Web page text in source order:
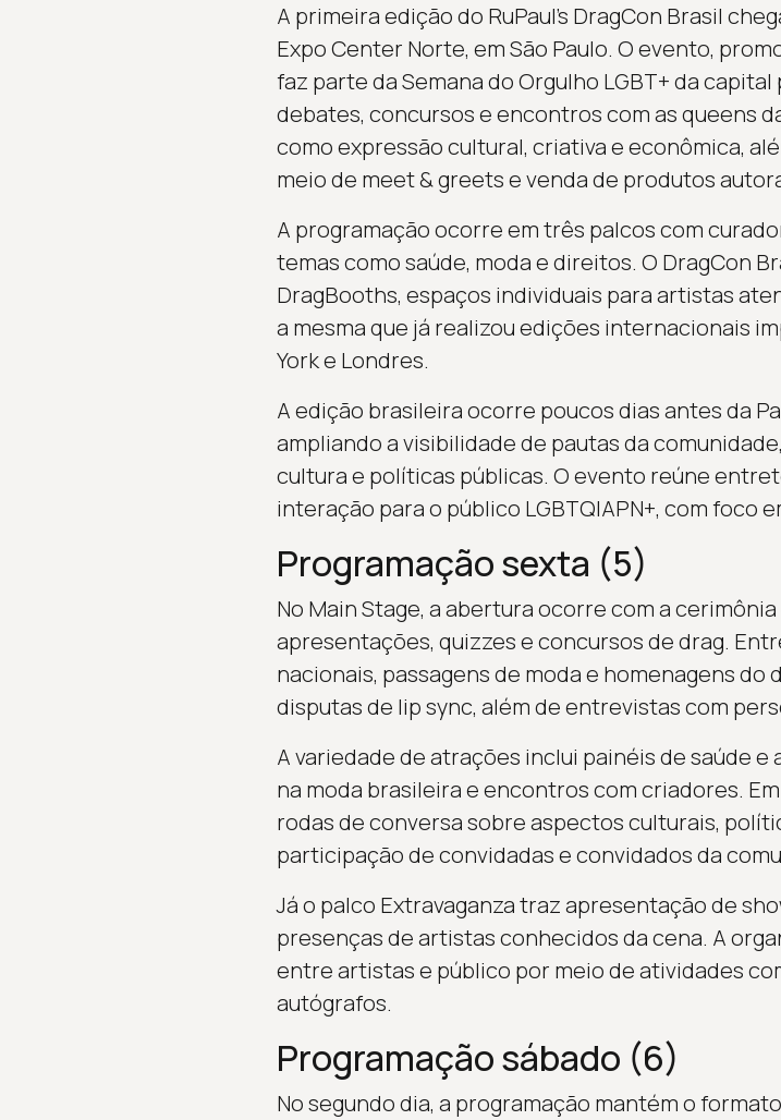
A primeira edição do RuPaul’s DragCon Brasil
Expo Center Norte, em São Paulo. O evento,
faz parte da Semana do Orgulho LGBT+ da
debates, concursos e encontros com as queens
como expressão cultural, criativa e econômica,
meio de meet & greets e venda de produtos
A programação ocorre em três palcos com
temas como saúde, moda e direitos. O DragCon
DragBooths, espaços individuais para artistas
a mesma que já realizou edições internacionais
York e Londres.
A edição brasileira ocorre poucos dias antes da
ampliando a visibilidade de pautas da
cultura e políticas públicas. O evento reúne
interação para o público LGBTQIAPN+, com foco
Programação sexta (5)
No Main Stage, a abertura ocorre com a
apresentações, quizzes e concursos de drag.
nacionais, passagens de moda e homenagens do
disputas de lip sync, além de entrevistas com
A variedade de atrações inclui painéis de saúde
na moda brasileira e encontros com criadores.
rodas de conversa sobre aspectos culturais,
participação de convidadas e convidados da
Já o palco Extravaganza traz apresentação de
presenças de artistas conhecidos da cena. A
entre artistas e público por meio de atividades
autógrafos.
Programação sábado (6)
No segundo dia, a programação mantém o